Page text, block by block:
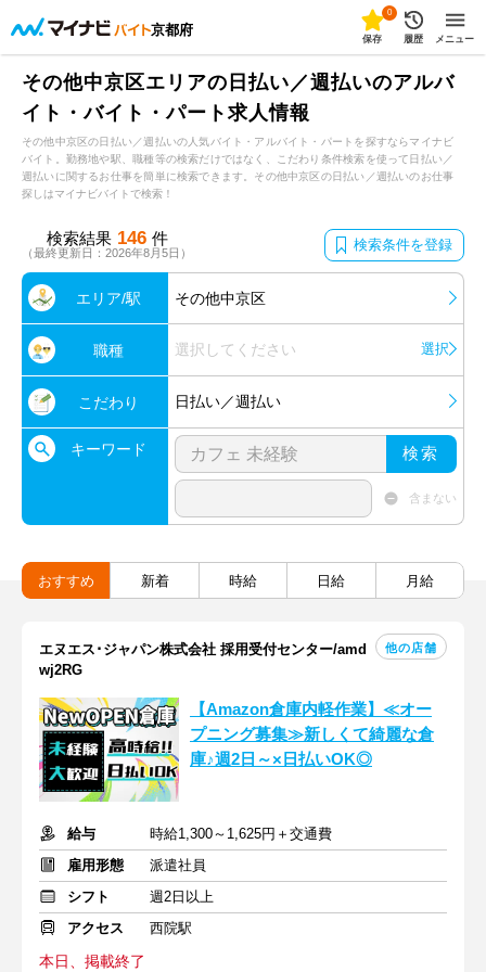
京都府
0
保存 履歴 メニュー
その他中京区エリアの日払い／週払いのアルバ
イト・バイト・パート求人情報
その他中京区の日払い／週払いの人気バイト・アルバイト・パートを探すならマイナビ
バイト。勤務地や駅、職種等の検索だけではなく、こだわり条件検索を使って日払い／
週払いに関するお仕事を簡単に検索できます。その他中京区の日払い／週払いのお仕事
探しはマイナビバイトで検索！
検索結果 146 件
（最終更新日：2026年8月5日） 検索条件を登録
エリア/駅 その他中京区
職種 選択してください 選択
こだわり 日払い／週払い
キーワード 検索
含まない
おすすめ 新着 時給 日給 月給
エヌエス･ジャパン株式会社 採用受付センター/amd
wj2RG
他の店舗
【Amazon倉庫内軽作業】≪オー
プニング募集≫新しくて綺麗な倉
庫♪週2日～×日払いOK◎
給与
時給1,300～1,625円＋交通費
雇用形態
派遣社員
シフト
週2日以上
アクセス
西院駅
本日、掲載終了